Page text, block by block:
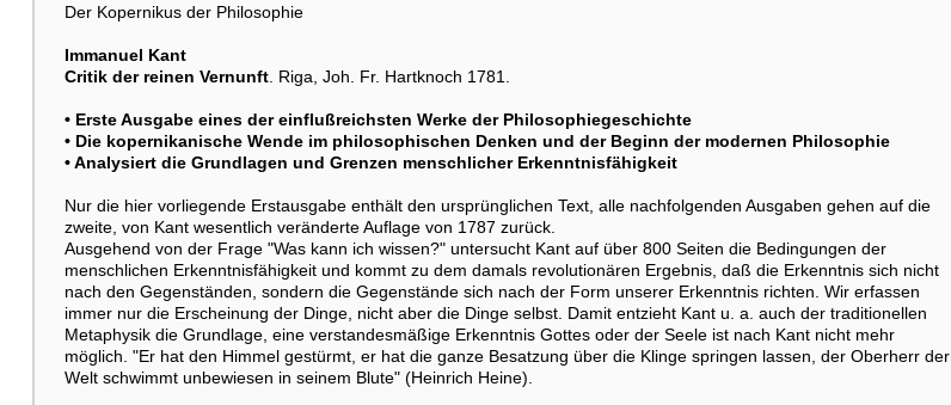
Der Kopernikus der Philosophie
Immanuel Kant
Critik der reinen Vernunft. Riga, Joh. Fr. Hartknoch 1781.
• Erste Ausgabe eines der einflußreichsten Werke der Philosophiegeschichte
• Die kopernikanische Wende im philosophischen Denken und der Beginn der modernen Philosophie
• Analysiert die Grundlagen und Grenzen menschlicher Erkenntnisfähigkeit
Nur die hier vorliegende Erstausgabe enthält den ursprünglichen Text, alle nachfolgenden Ausgaben gehen auf die
zweite, von Kant wesentlich veränderte Auflage von 1787 zurück.
Ausgehend von der Frage "Was kann ich wissen?" untersucht Kant auf über 800 Seiten die Bedingungen der
menschlichen Erkenntnisfähigkeit und kommt zu dem damals revolutionären Ergebnis, daß die Erkenntnis sich nicht
nach den Gegenständen, sondern die Gegenstände sich nach der Form unserer Erkenntnis richten. Wir erfassen
immer nur die Erscheinung der Dinge, nicht aber die Dinge selbst. Damit entzieht Kant u. a. auch der traditionellen
Metaphysik die Grundlage, eine verstandesmäßige Erkenntnis Gottes oder der Seele ist nach Kant nicht mehr
möglich. "Er hat den Himmel gestürmt, er hat die ganze Besatzung über die Klinge springen lassen, der Oberherr der
Welt schwimmt unbewiesen in seinem Blute" (Heinrich Heine).